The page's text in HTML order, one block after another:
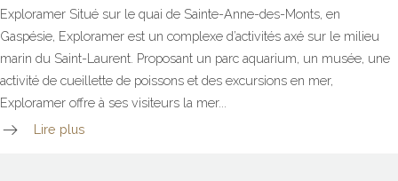
Exploramer Situé sur le quai de Sainte-Anne-des-Monts, en
Gaspésie, Exploramer est un complexe d’activités axé sur le milieu
marin du Saint-Laurent. Proposant un parc aquarium, un musée, une
activité de cueillette de poissons et des excursions en mer,
Exploramer offre à ses visiteurs la mer...
Lire plus